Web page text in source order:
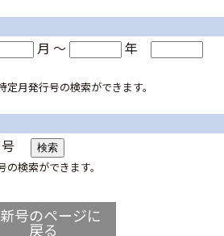
月 ～
年
月発行号の検索ができます。
号
検索ができます。
号のページに
戻る